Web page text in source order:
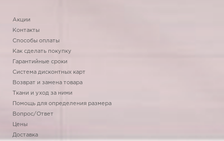
Акции
Контакты
Способы оплаты
Как сделать покупку
Гарантийные сроки
Система дисконтных карт
Возврат и замена товара
Ткани и уход за ними
Помощь для определения размера
Вопрос/Ответ
Цены
Доставка